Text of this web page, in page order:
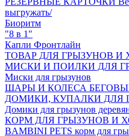
выгружать/
Биоритм
"8 в 1"
Капли Фронтлайн
ТОВАР ДЛЯ ГРЫЗУНОВ И
МИСКИ И ПОИЛКИ ДЛЯ
Миски для грызунов
ШАРЫ И КОЛЕСА
ДОМИКИ, КУПАЛКИ ДЛЯ
Домики для грызунов
КОРМ ДЛЯ ГРЫЗУНОВ И
BAMBINI PETS корм для